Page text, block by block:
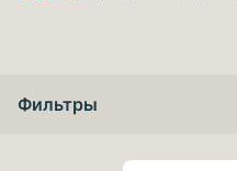
Фильтры